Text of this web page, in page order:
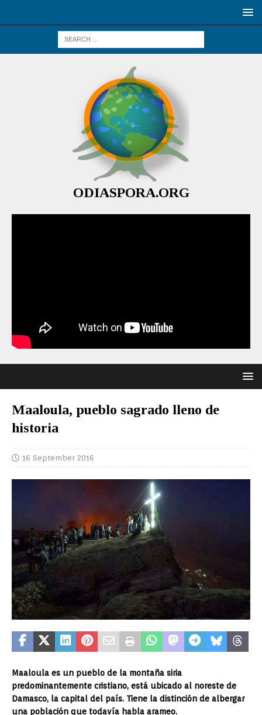
ODIASPORA.ORG
Maaloula, pueblo sagrado lleno de
historia
16 September 2016
Maaloula es un pueblo de la montaña siria
predominantemente cristiano, está ubicado al noreste de
Damasco, la capital del país. Tiene la distinción de albergar
una población que todavía habla arameo.